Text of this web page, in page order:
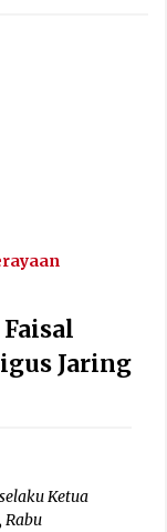
Jaring
Ketua
Rabu